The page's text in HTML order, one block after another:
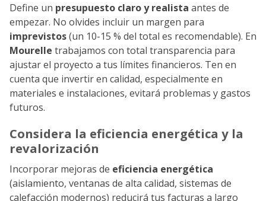
Define un presupuesto claro y realista antes de
empezar. No olvides incluir un margen para
imprevistos(un 10-15 % del total es recomendable). En
Mourelle trabajamos con total transparencia para
ajustar el proyecto a tus límites financieros. Ten en
cuenta que invertir en calidad, especialmente en
materiales e instalaciones, evitará problemas y gastos
futuros.
Considera la eficiencia energética y la
revalorización
Incorporar mejoras de eficiencia energética
(aislamiento, ventanas de alta calidad, sistemas de
calefacción modernos) reducirá tus facturas a largo